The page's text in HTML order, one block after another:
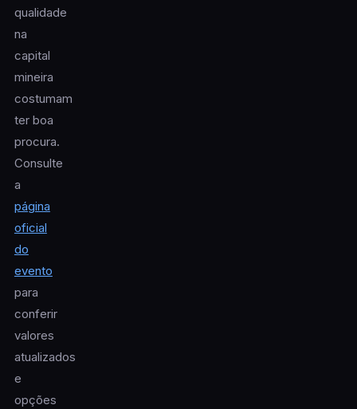
qualidade
na
capital
mineira
costumam
ter boa
procura.
Consulte
a
página
oficial
do
evento
para
conferir
valores
atualizados
e
opções